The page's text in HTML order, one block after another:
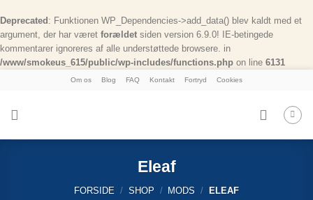
Deprecated : Funktionen WP_Dependencies->add_data() blev kaldt med et
argument, der har været forældet siden version 6.9.0! IE-betingede
kommentarer ignoreres af alle understøttede browsere. in
/www/smokeus_615/public/wp-includes/functions.php on line 6131
Om os Blog FAQ Kontakt Fortryd Cookies
Eleaf
FORSIDE / SHOP / MODS / ELEAF